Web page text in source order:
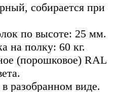
собирается при
по высоте: 25 мм.
на полку: 60 кг.
(порошковое) RAL
разобранном виде.